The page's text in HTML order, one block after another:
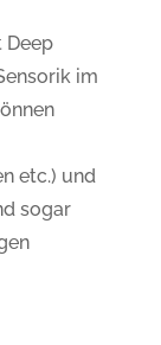
Deep
im
etc.) und
sogar